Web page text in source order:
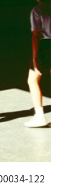
122